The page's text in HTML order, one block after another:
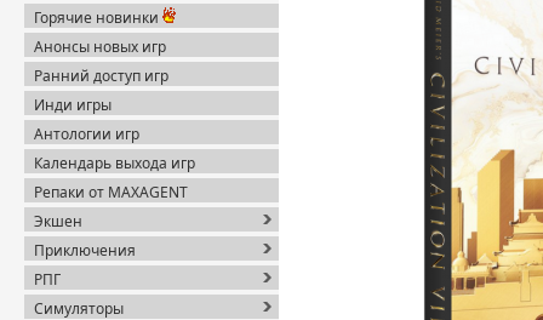
Горячие новинки
Анонсы новых игр
Ранний доступ игр
Инди игры
Антологии игр
Календарь выхода игр
Репаки от MAXAGENT
Экшен
Приключения
РПГ
Симуляторы